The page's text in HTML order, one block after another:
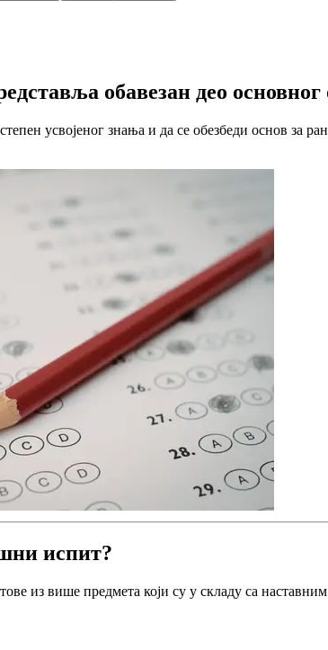
обавезан део
усвојеног знања и да се обезбеди основ за
испит?
из више предмета који су у складу са